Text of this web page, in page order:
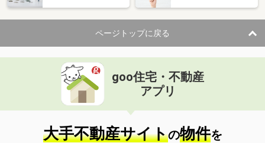
ページトップに戻る
goo住宅・不動産
アプリ
大手不動産サイトの物件を